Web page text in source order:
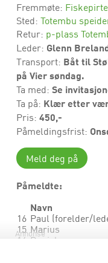
Fremmøte:
Sted: Totembu
Retur: p-plass
Leder: Glenn
Transport: Båt til
på Vier søndag.
Ta med: Se
Ta på: Klær etter
Pris: 450,-
Påmeldingsfrist:
Meld deg på
Påmeldte:
Navn
16 Paul (forelder/
15 Marius
14 Daniel
Annonse